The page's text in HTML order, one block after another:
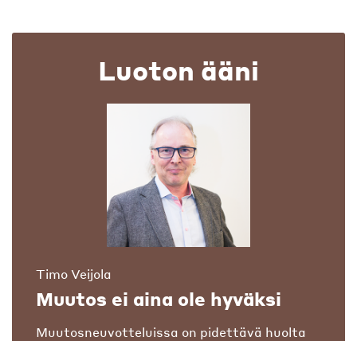
Luoton ääni
Timo Veijola
Muutos ei aina ole hyväksi
Muutosneuvotteluissa on pidettävä huolta